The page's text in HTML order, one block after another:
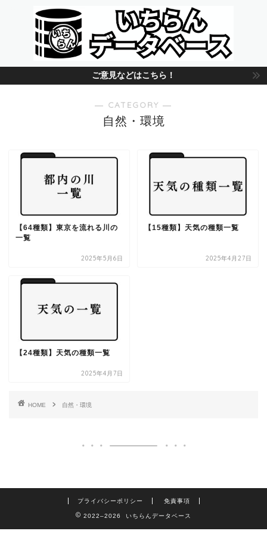
ご意見などはこちら！
― CATEGORY ―
自然・環境
【64種類】東京を流れる川の
一覧
2025年5月6日
【15種類】天気の種類一覧
2025年4月27日
【24種類】天気の種類一覧
2025年4月7日
HOME 自然・環境
プライバシーポリシー 免責事項
2022–2026 いちらんデータベース